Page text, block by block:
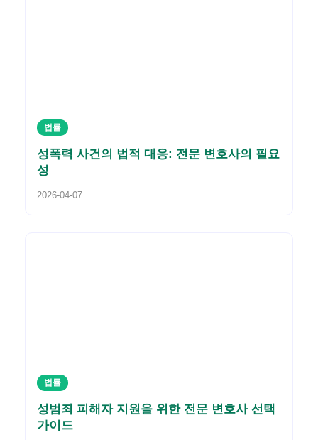
법률
성폭력 사건의 법적 대응: 전문 변호사의 필요
성
2026-04-07
법률
성범죄 피해자 지원을 위한 전문 변호사 선택
가이드